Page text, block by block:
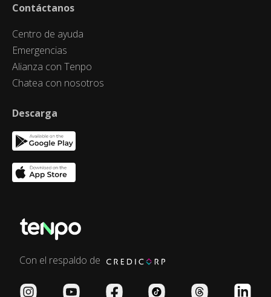
Contáctanos
Centro de ayuda
Emergencias
Alianza con Tenpo
Chatea con nosotros
Descarga
Con el respaldo de